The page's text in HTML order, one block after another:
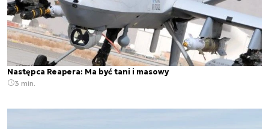
Następca Reapera: Ma być tani i masowy
3 min.